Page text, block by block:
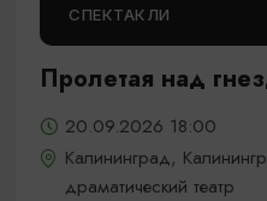
СПЕКТАКЛИ
Пролетая над
20.09.2026 18:00
Калининград,
драматический театр